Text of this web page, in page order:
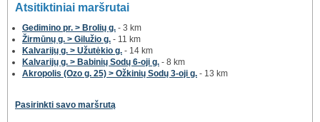
Atsitiktiniai maršrutai
Gedimino pr. > Brolių g. - 3 km
Žirmūnų g. > Gilužio g. - 11 km
Kalvarijų g. > Užutėkio g. - 14 km
Kalvarijų g. > Babinių Sodų 6-oji g. - 8 km
Akropolis (Ozo g. 25) > Ožkinių Sodų 3-oji g. - 13 km
Pasirinkti savo maršrutą